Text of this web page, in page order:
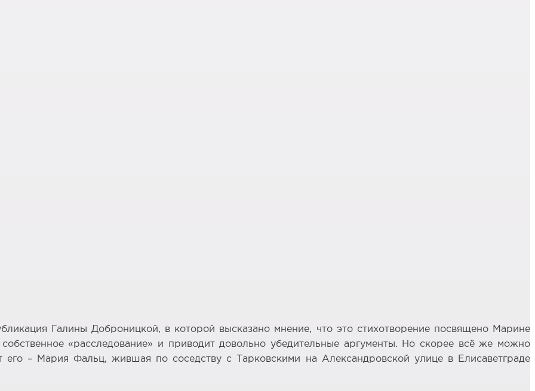
Галины Доброницкой, в которой высказано мнение, что это стихотворение посвящено Марине
«расследование» и приводит довольно убедительные аргументы. Но скорее всё же можно
его – Мария Фальц, жившая по соседству с Тарковскими на Александровской улице в Елисаветграде